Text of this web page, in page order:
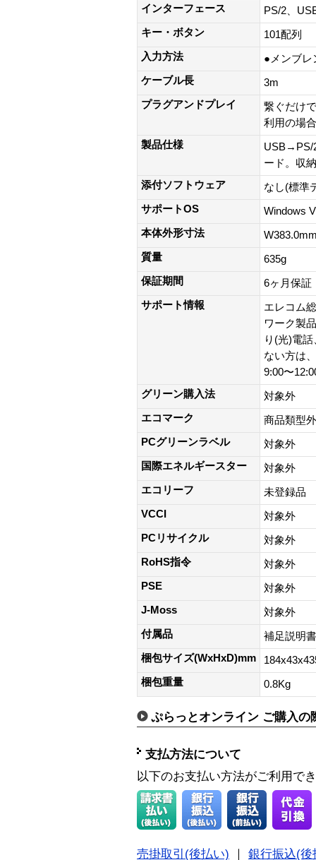
インターフェース
PS/2、
キー・ボタン
101配列
入力方法
●メンブレ
ケーブル長
3m
プラグアンドプレイ
繋ぐだけ
利用の場
製品仕様
USB→PS/
ード。収
添付ソフトウェア
なし(標準
サポートOS
Windows
本体外形寸法
質量
635g
保証期間
6ヶ月保証
サポート情報
エレコム
ワーク製
り(光)電
ない方は
9:00〜
グリーン購入法
対象外
エコマーク
商品類型外
PCグリーンラベル
対象外
国際エネルギースター
対象外
エコリーフ
未登録品
VCCI
対象外
PCリサイクル
対象外
RoHS指令
対象外
PSE
対象外
J-Moss
対象外
付属品
補足説明書
梱包サイズ(WxHxD)mm
梱包重量
0.8Kg
ぷらっとオンライン ご購入の
支払方法について
以下のお支払い方法がご利用で
売掛取引(後払い) ｜ 銀行振込(後